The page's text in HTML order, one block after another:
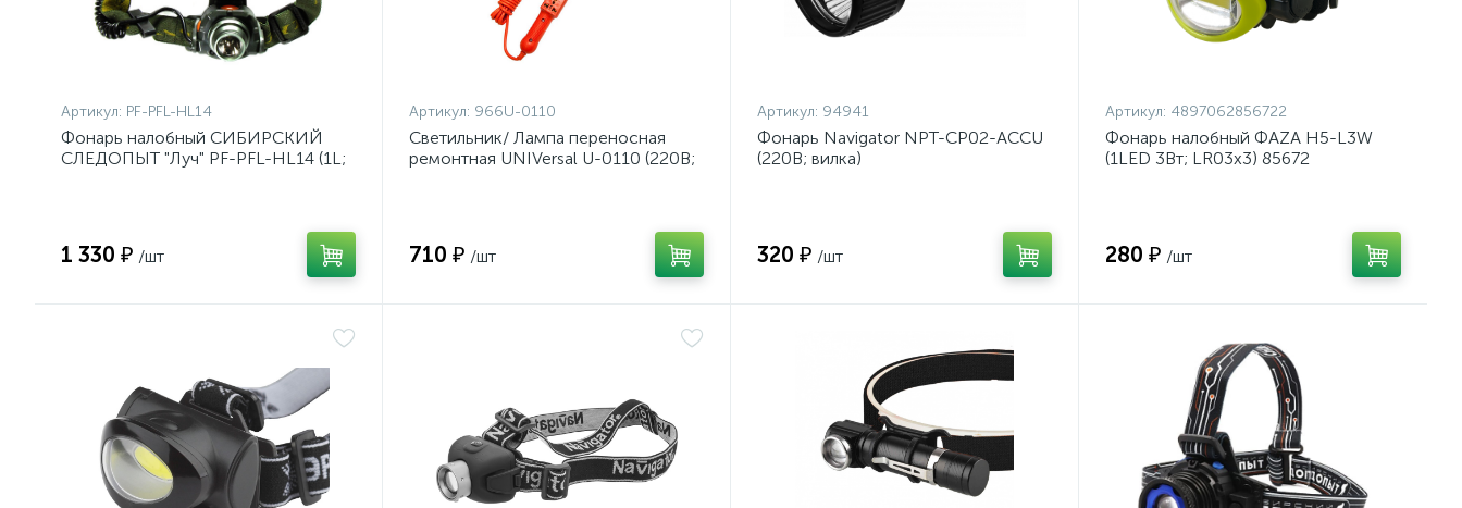
Артикул: PF-PFL-HL14
Фонарь налобный СИБИРСКИЙ
СЛЕДОПЫТ "Луч" PF-PFL-HL14 (1L;
1 330 ₽ /шт
Артикул: 966U-0110
Светильник/ Лампа переносная
ремонтная UNIVersal U-0110 (220В;
710 ₽ /шт
Артикул: 94941
Фонарь Navigator NPT-CP02-ACCU
(220B; вилка)
320 ₽ /шт
Артикул: 4897062856722
Фонарь налобный ФАZА H5-L3W
(1LED 3Вт; LR03х3) 85672
280 ₽ /шт